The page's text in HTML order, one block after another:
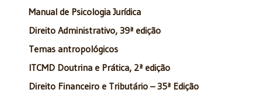
Manual de Psicologia Jurídica
Direito Administrativo, 39ª edição
Temas antropológicos
ITCMD Doutrina e Prática, 2ª edição
Direito Financeiro e Tributário – 35ª Edição